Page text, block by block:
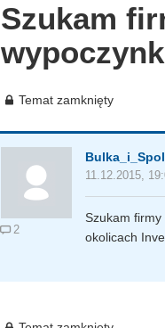
Szukam
Temat zamknięty
2
11.12.2015,
Szukam
okolicach